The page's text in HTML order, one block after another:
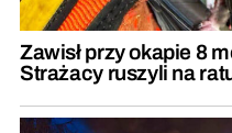
Zawisł przy okapie 8
Strażacy ruszyli na